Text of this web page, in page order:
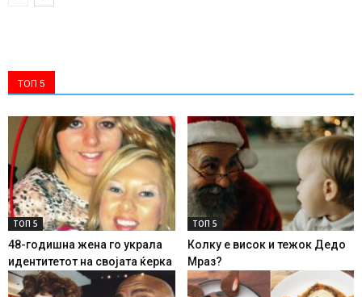
ТОП 5
ТОП 5
48-годишна жена го украла
идентитетот на својата ќерка
ТОП 5
Колку е висок и тежок Дедо
Мраз?